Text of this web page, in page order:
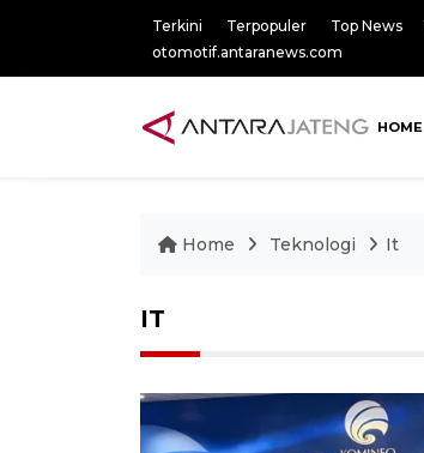
Terkini Terpopuler Top News
otomotif.antaranews.com
HOME
Home Teknologi It
IT